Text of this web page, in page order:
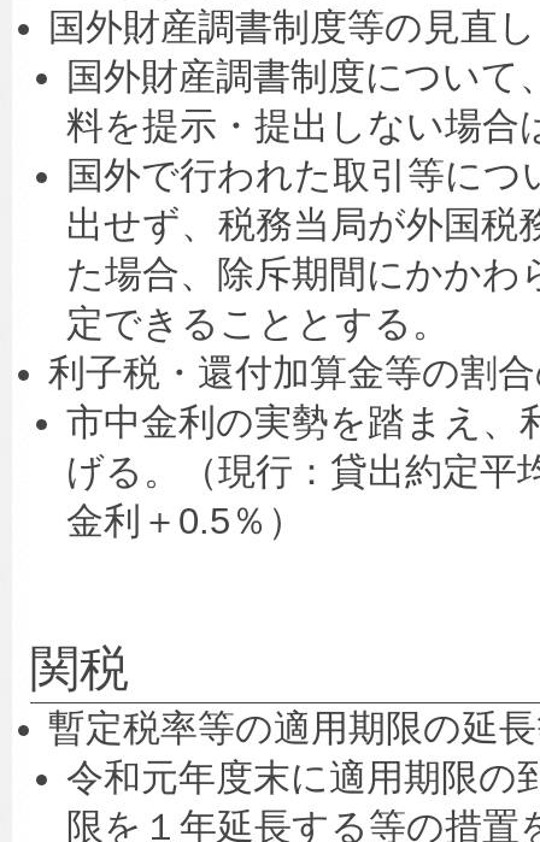
国外財産調書制度等の見直し
国外財産調書制度につい
料を提示・提出しない場
国外で行われた取引等に
出せず、税務当局が外国
た場合、除斥期間にかかわ
定できることとする。
利子税・還付加算金等の割
市中金利の実勢を踏まえ、
げる。（現行：貸出約定
金利＋0.5％）
関税
暫定税率等の適用期限の延
令和元年度末に適用期限の
限を１年延長する等の措置